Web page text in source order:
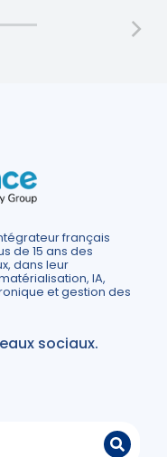
français
de 15 ans des
dans leur
IA,
et gestion des
sociaux.